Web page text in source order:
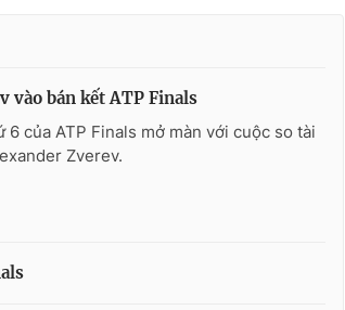
vào bán kết ATP Finals
6 của ATP Finals mở màn với cuộc so tài
Zverev.